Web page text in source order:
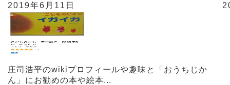
2019年6月11日
庄司浩平のwikiプロフィールや趣味と「おうちじか
ん」にお勧めの本や絵本...